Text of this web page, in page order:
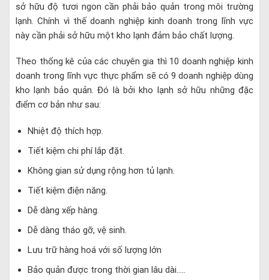
sở hữu độ tươi ngon cần phải bảo quản trong môi trường
lạnh. Chính vì thế doanh nghiệp kinh doanh trong lĩnh vực
này cần phải sở hữu một kho lạnh đảm bảo chất lượng.
Theo thống kê của các chuyên gia thì 10 doanh nghiệp kinh
doanh trong lĩnh vực thực phẩm sẽ có 9 doanh nghiệp dùng
kho lạnh bảo quản. Đó là bởi kho lạnh sở hữu những đặc
điểm cơ bản như sau:
Nhiệt độ thích hợp.
Tiết kiệm chi phí lắp đặt.
Không gian sử dụng rộng hơn tủ lạnh.
Tiết kiệm điện năng.
Dễ dàng xếp hàng.
Dễ dàng tháo gỡ, vệ sinh.
Lưu trữ hàng hoá với số lượng lớn
Bảo quản được trong thời gian lâu dài…..